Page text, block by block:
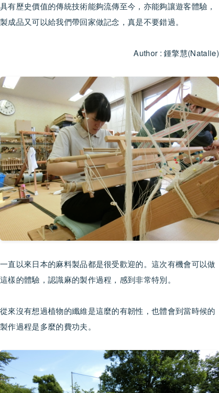
具有歷史價值的傳統技術能夠流傳至今，亦能夠讓遊客體驗，
製成品又可以給我們帶回家做記念，真是不要錯過。
Author : 鍾擎慧(Natalie)
一直以來日本的麻料製品都是很受歡迎的。這次有機會可以做
這樣的體驗，認識麻的製作過程，感到非常特別。
從來沒有想過植物的纖維是這麼的有韌性，也體會到當時候的
製作過程是多麼的費功夫。